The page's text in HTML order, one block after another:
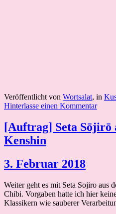
Veröffentlicht von Wortsalat, in
Hinterlasse einen Kommentar
[Auftrag] Seta Sōjirō
Kenshin
3. Februar 2018
Weiter geht es mit Seta Sojiro aus
Chibi. Vorgaben hatte ich hier
Klassikern wie sauberer